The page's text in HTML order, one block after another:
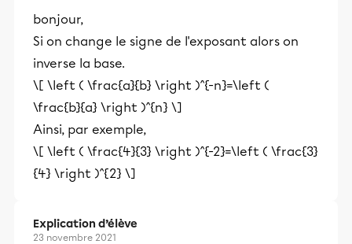
bonjour,
Si on change le signe de l'exposant alors on
inverse la base.
\[ \left ( \frac{a}{b} \right )^{-n}=\left (
\frac{b}{a} \right )^{n} \]
Ainsi, par exemple,
\[ \left ( \frac{4}{3} \right )^{-2}=\left ( \frac{3}
{4} \right )^{2} \]
Explication d’élève
23 novembre 2021